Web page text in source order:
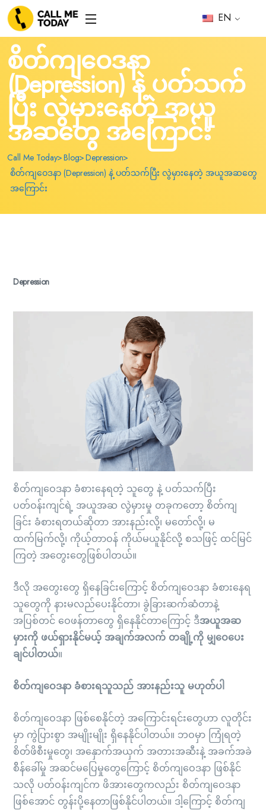
EN
စိတ်ကျဝေဒနာ
(Depression) နဲ့ ပတ်သက်
ပြီး လွဲမှားနေတဲ့ အယူ
အဆတွေ အကြောင်း
Call Me Today Blog Depression
စိတ်ကျဝေဒနာ (Depression) နဲ့ ပတ်သက်ပြီး လွဲမှားနေတဲ့ အယူအဆတွေ
အကြောင်း
Depression
စိတ်ကျဝေဒနာ ခံစားနေရတဲ့ သူတွေ နဲ့ ပတ်သက်ပြီး
ပတ်ဝန်းကျင်ရဲ့ အယူအဆ လွဲမှားမှု တခုကတော့ စိတ်ကျ
ခြင်း ခံစားရတယ်ဆိုတာ အားနည်းလို့၊ မတော်လို့၊ မ
ထက်မြက်လို့၊ ကိုယ့်တာဝန် ကိုယ်မယူနိုင်လို့ စသဖြင့် ထင်မြင်
ကြတဲ့ အတွေးတွေဖြစ်ပါတယ်။
ဒီလို အတွေးတွေ ရှိနေခြင်းကြောင့် စိတ်ကျဝေဒနာ ခံစားနေရ
သူတွေကို နားမလည်ပေးနိုင်တာ၊ ခွဲခြားဆက်ဆံတာနဲ့
အပြစ်တင် ဝေဖန်တာတွေ ရှိနေနိုင်တာကြောင့် ဒီအယူအဆ
မှားကို ဖယ်ရှားနိုင်မယ့် အချက်အလက် တချို့ကို မျှဝေပေး
ချင်ပါတယ်။
စိတ်ကျဝေဒနာ ခံစားရသူသည် အားနည်းသူ မဟုတ်ပါ
စိတ်ကျဝေဒနာ ဖြစ်စေနိုင်တဲ့ အကြောင်းရင်းတွေဟာ လူတိုင်း
မှာ ကွဲပြားစွာ အမျိုးမျိုး ရှိနေနိုင်ပါတယ်။ ဘဝမှာ ကြုံရတဲ့
စိတ်ဖိစီးမှုတွေ၊ အနှောက်အယှက် အတားအဆီးနဲ့ အခက်အခဲ
စိိန်ခေါ်မှု အဆင်မပြေမှုတွေကြောင့် စိတ်ကျဝေဒနာ ဖြစ်နိုင်
သလို ပတ်ဝန်းကျင်က ဖိအားတွေကလည်း စိတ်ကျဝေဒနာ
ဖြစ်အောင် တွန်းပို့နေတာဖြစ်နိုင်ပါတယ်။ ဒါ့ကြောင့် စိတ်ကျ